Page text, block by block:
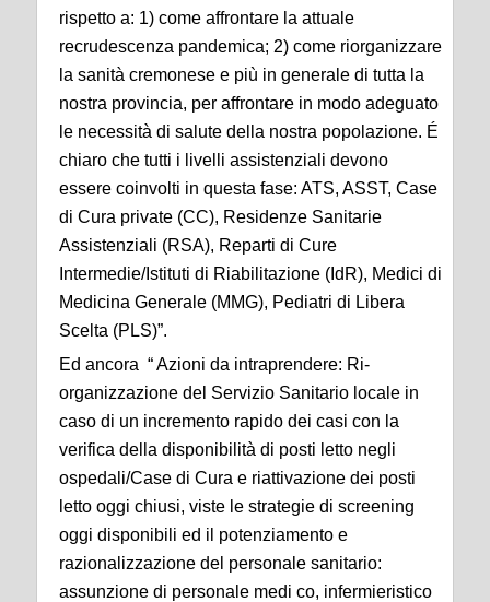
rispetto a: 1) come affrontare la attuale
recrudescenza pandemica; 2) come riorganizzare
la sanità cremonese e più in generale di tutta la
nostra provincia, per affrontare in modo adeguato
le necessità di salute della nostra popolazione. É
chiaro che tutti i livelli assistenziali devono
essere coinvolti in questa fase: ATS, ASST, Case
di Cura private (CC), Residenze Sanitarie
Assistenziali (RSA), Reparti di Cure
Intermedie/Istituti di Riabilitazione (IdR), Medici di
Medicina Generale (MMG), Pediatri di Libera
Scelta (PLS)”.
Ed ancora “ Azioni da intraprendere: Ri-
organizzazione del Servizio Sanitario locale in
caso di un incremento rapido dei casi con la
verifica della disponibilità di posti letto negli
ospedali/Case di Cura e riattivazione dei posti
letto oggi chiusi, viste le strategie di screening
oggi disponibili ed il potenziamento e
razionalizzazione del personale sanitario:
assunzione di personale medi co, infermieristico